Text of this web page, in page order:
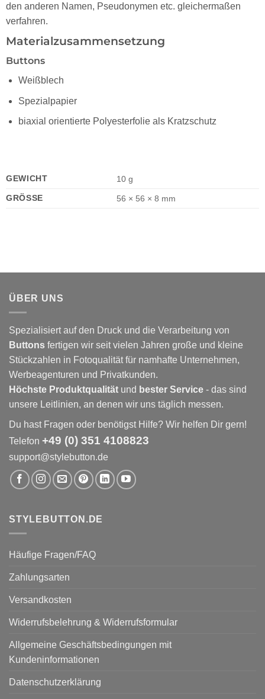
den anderen Namen, Pseudonymen etc. gleichermaßen
verfahren.
Materialzusammensetzung
Buttons
Weißblech
Spezialpapier
biaxial orientierte Polyesterfolie als Kratzschutz
GEWICHT
10 g
GRÖSSE
56 × 56 × 8 mm
ÜBER UNS
Spezialisiert auf den Druck und die Verarbeitung von
Buttons fertigen wir seit vielen Jahren große und kleine
Stückzahlen in Fotoqualität für namhafte Unternehmen,
Werbeagenturen und Privatkunden.
Höchste Produktqualität und bester Service - das sind
unsere Leitlinien, an denen wir uns täglich messen.
Du hast Fragen oder benötigst Hilfe? Wir helfen Dir gern!
Telefon +49 (0) 351 4108823
support@stylebutton.de
STYLEBUTTON.DE
Häufige Fragen/FAQ
Zahlungsarten
Versandkosten
Widerrufsbelehrung & Widerrufsformular
Allgemeine Geschäftsbedingungen mit
Kundeninformationen
Datenschutzerklärung